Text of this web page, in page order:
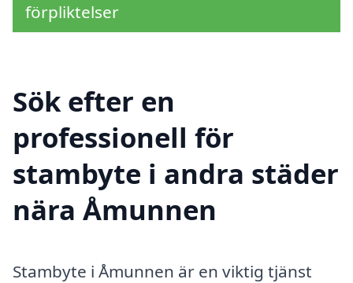
förpliktelser
Sök efter en
professionell för
stambyte i andra städer
nära Åmunnen
Stambyte i Åmunnen är en viktig tjänst